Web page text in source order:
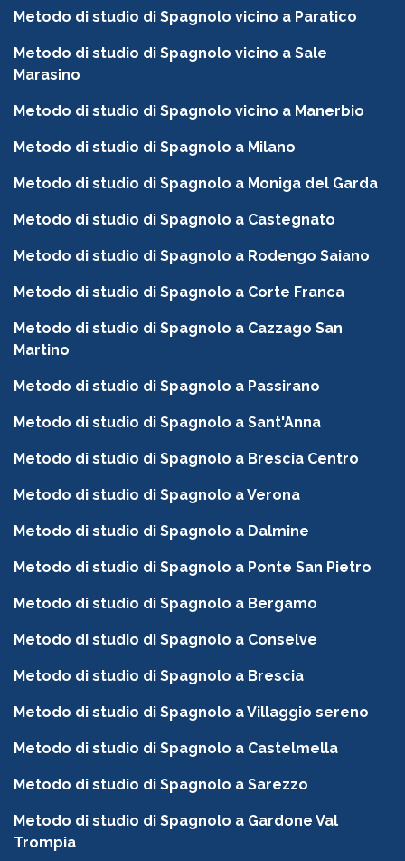
Metodo di studio di Spagnolo vicino a Paratico
Metodo di studio di Spagnolo vicino a Sale
Marasino
Metodo di studio di Spagnolo vicino a Manerbio
Metodo di studio di Spagnolo a Milano
Metodo di studio di Spagnolo a Moniga del Garda
Metodo di studio di Spagnolo a Castegnato
Metodo di studio di Spagnolo a Rodengo Saiano
Metodo di studio di Spagnolo a Corte Franca
Metodo di studio di Spagnolo a Cazzago San
Martino
Metodo di studio di Spagnolo a Passirano
Metodo di studio di Spagnolo a Sant'Anna
Metodo di studio di Spagnolo a Brescia Centro
Metodo di studio di Spagnolo a Verona
Metodo di studio di Spagnolo a Dalmine
Metodo di studio di Spagnolo a Ponte San Pietro
Metodo di studio di Spagnolo a Bergamo
Metodo di studio di Spagnolo a Conselve
Metodo di studio di Spagnolo a Brescia
Metodo di studio di Spagnolo a Villaggio sereno
Metodo di studio di Spagnolo a Castelmella
Metodo di studio di Spagnolo a Sarezzo
Metodo di studio di Spagnolo a Gardone Val
Trompia